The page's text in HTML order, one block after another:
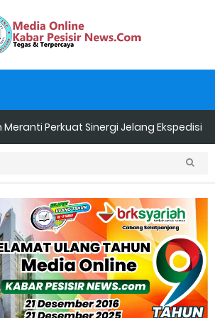
Perkuat Sinergi Jelang Ekspedisi
Kota Mati Disaat Listrik Diberlakukan
Bergilir, Mesin 600 kW Diharapkan Jadi
Solusi.
Lingga Segera Buka Solusi Tambang